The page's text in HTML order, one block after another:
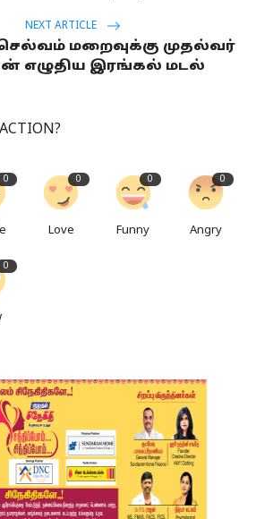
NEXT ARTICLE
மறைவுக்கு முதல்வர்
எழுதிய இரங்கல் மடல்
0 0
Love
0
Funny
0
Angry
0